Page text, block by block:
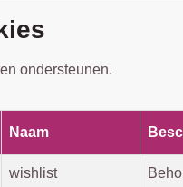
ondersteunen.
Naam
wishlist